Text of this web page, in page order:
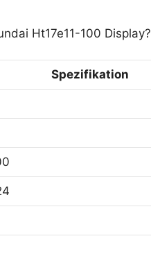
Ht17e11-100 Display?
Spezifikation